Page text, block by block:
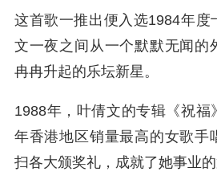
这首歌一推出便入选1984年度
文一夜之间从一个默默无闻的
冉冉升起的乐坛新星。
1988年，叶倩文的专辑《祝福
年香港地区销量最高的女歌手
扫各大颁奖礼，成就了她事业的